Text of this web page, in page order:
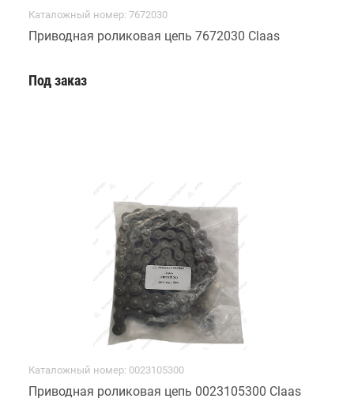
Каталожный номер: 7672030
Приводная роликовая цепь 7672030 Claas
Под заказ
Каталожный номер: 0023105300
Приводная роликовая цепь 0023105300 Claas